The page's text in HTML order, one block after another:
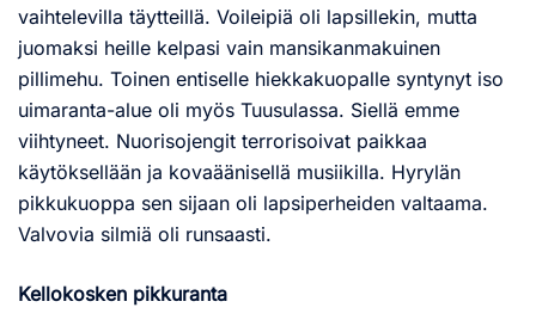
vaihtelevilla täytteillä. Voileipiä oli lapsillekin, mutta
juomaksi heille kelpasi vain mansikanmakuinen
pillimehu. Toinen entiselle hiekkakuopalle syntynyt iso
uimaranta-alue oli myös Tuusulassa. Siellä emme
viihtyneet. Nuorisojengit terrorisoivat paikkaa
käytöksellään ja kovaäänisellä musiikilla. Hyrylän
pikkukuoppa sen sijaan oli lapsiperheiden valtaama.
Valvovia silmiä oli runsaasti.
Kellokosken pikkuranta